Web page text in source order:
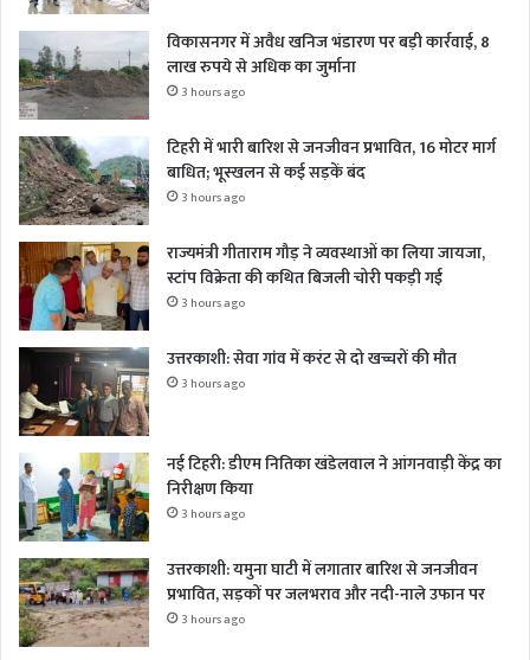
विकासनगर में अवैध खनिज भंडारण पर बड़ी कार्रवाई, 8
लाख रुपये से अधिक का जुर्माना
3 hours ago
टिहरी में भारी बारिश से जनजीवन प्रभावित, 16 मोटर मार्ग
बाधित; भूस्खलन से कई सड़कें बंद
3 hours ago
राज्यमंत्री गीताराम गौड़ ने व्यवस्थाओं का लिया जायजा,
स्टांप विक्रेता की कथित बिजली चोरी पकड़ी गई
3 hours ago
उत्तरकाशी: सेवा गांव में करंट से दो खच्चरों की मौत
3 hours ago
नई टिहरी: डीएम नितिका खंडेलवाल ने आंगनवाड़ी केंद्र का
निरीक्षण किया
3 hours ago
उत्तरकाशी: यमुना घाटी में लगातार बारिश से जनजीवन
प्रभावित, सड़कों पर जलभराव और नदी-नाले उफान पर
3 hours ago